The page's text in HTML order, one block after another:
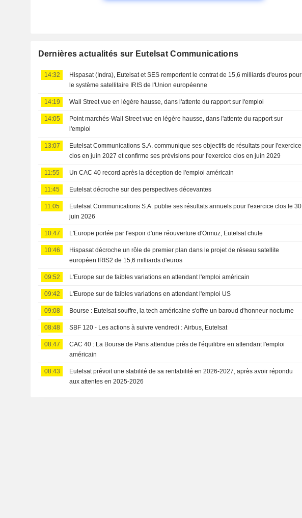
Dernières actualités sur Eutelsat Communications
14:32
Hispasat (Indra), Eutelsat et SES remportent le contrat de 15,6 milliards d'euros pour
le système satellitaire IRIS de l'Union européenne
14:19 Wall Street vue en légère hausse, dans l'attente du rapport sur l'emploi
14:05
Point marchés-Wall Street vue en légère hausse, dans l'attente du rapport sur
l'emploi
13:07
Eutelsat Communications S.A. communique ses objectifs de résultats pour l'exercice
clos en juin 2027 et confirme ses prévisions pour l'exercice clos en juin 2029
11:55 Un CAC 40 record après la déception de l'emploi américain
11:45 Eutelsat décroche sur des perspectives décevantes
11:05
Eutelsat Communications S.A. publie ses résultats annuels pour l'exercice clos le 30
juin 2026
10:47 L'Europe portée par l'espoir d'une réouverture d'Ormuz, Eutelsat chute
10:46
Hispasat décroche un rôle de premier plan dans le projet de réseau satellite
européen IRIS2 de 15,6 milliards d'euros
09:52 L'Europe sur de faibles variations en attendant l'emploi américain
09:42 L'Europe sur de faibles variations en attendant l'emploi US
09:08 Bourse : Eutelsat souffre, la tech américaine s'offre un baroud d'honneur nocturne
08:48 SBF 120 - Les actions à suivre vendredi : Airbus, Eutelsat
08:47
CAC 40 : La Bourse de Paris attendue près de l'équilibre en attendant l'emploi
américain
08:43
Eutelsat prévoit une stabilité de sa rentabilité en 2026-2027, après avoir répondu
aux attentes en 2025-2026